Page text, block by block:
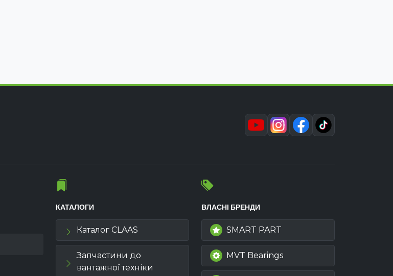
КАТАЛОГИ
Каталог CLAAS
Запчастини до
вантажної техніки
ВЛАСНІ БРЕНДИ
SMART PART
MVT Bearings